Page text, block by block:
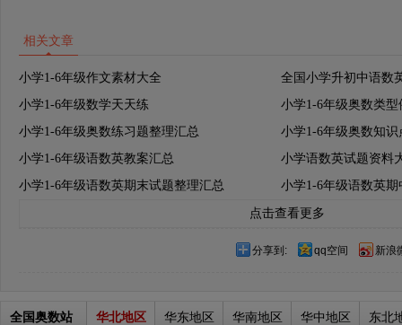
相关文章
小学1-6年级作文素材大全
全国小学升初中语数
小学1-6年级数学天天练
小学1-6年级奥数类
小学1-6年级奥数练习题整理汇总
小学1-6年级奥数知识
小学1-6年级语数英教案汇总
小学语数英试题资料
小学1-6年级语数英期末试题整理汇总
小学1-6年级语数英
点击查看更多
分享到: qq空间 新浪
全国奥数站 华北地区 华东地区 华南地区 华中地区 东北